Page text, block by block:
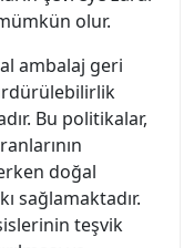
olur.
ambalaj geri
Bu politikalar,
doğal
sağlamaktadır.
teşvik